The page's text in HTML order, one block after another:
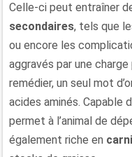
Celle-ci peut entraîner
secondaires, tels que
ou encore les
aggravés par une
remédier, un seul mot
acides aminés. Capable
permet à l’animal de
également riche en